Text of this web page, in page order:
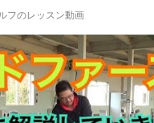
フのレッスン動画